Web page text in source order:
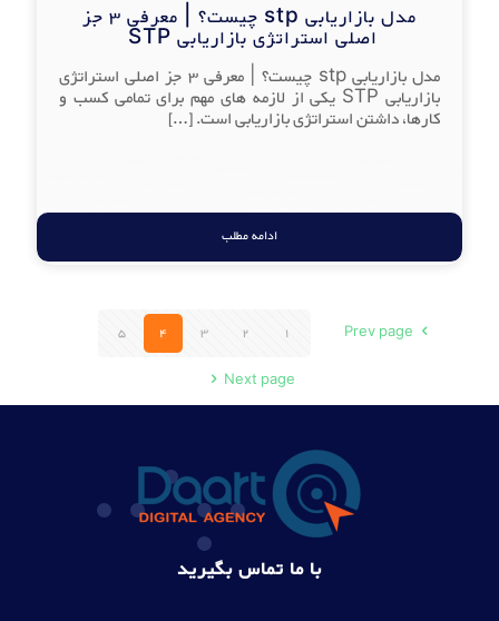
مدل بازاریابی stp چیست؟ | معرفی 3 جز
اصلی استراتژی بازاریابی STP
مدل بازاریابی stp چیست؟ | معرفی 3 جز اصلی استراتژی
بازاریابی STP یکی از لازمه های مهم برای تمامی کسب و
کارها، داشتن استراتژی بازاریابی است.[…]
ادامه مطلب
Prev page
1
2
3
4
5
Next page
با ما تماس بگیرید